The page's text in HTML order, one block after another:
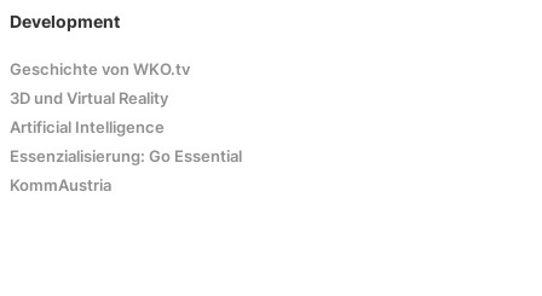
Development
Geschichte von WKO.tv
3D und Virtual Reality
Artificial Intelligence
Essenzialisierung: Go Essential
KommAustria